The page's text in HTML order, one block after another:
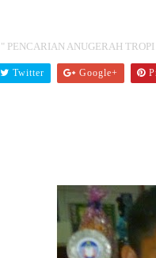
" PENCARIAN ANUGERAH
Twitter Google+